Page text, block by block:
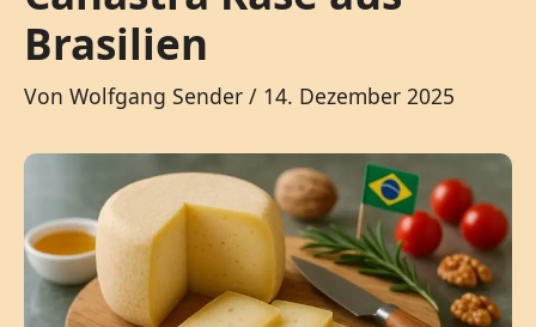
Brasilien
Von Wolfgang Sender / 14. Dezember 2025